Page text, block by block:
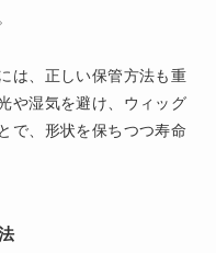
は、正しい保管方法も重
や湿気を避け、ウィッグ
で、形状を保ちつつ寿命